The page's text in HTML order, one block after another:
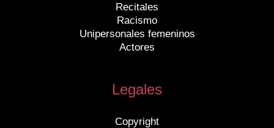
Recitales
Racismo
Unipersonales femeninos
Actores
Legales
Copyright